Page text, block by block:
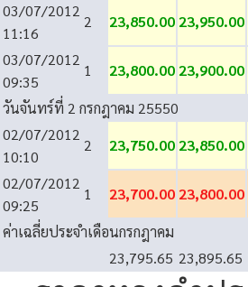
03/07/2012
11:16
2 23,850.00 23,950.00
03/07/2012
09:35
1 23,800.00 23,900.00
วันจันทร์ที่ 2 กรกฎาคม 25550
02/07/2012
10:10
2 23,750.00 23,850.00
02/07/2012
09:25
1 23,700.00 23,800.00
ค่าเฉลี่ยประจำเดือนกรกฎาคม
23,795.65 23,895.65